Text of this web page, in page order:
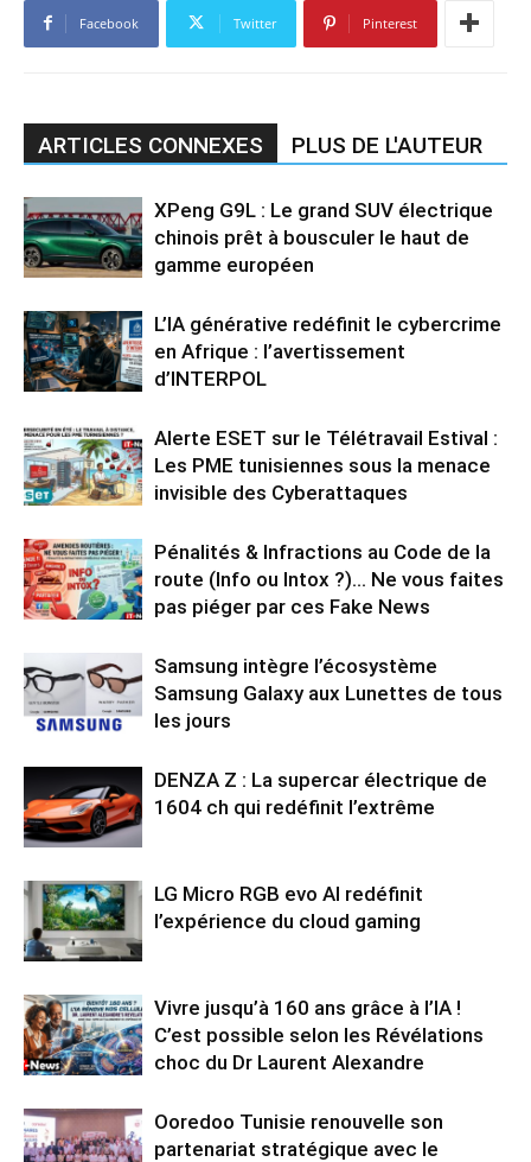
Facebook Twitter Pinterest
ARTICLES CONNEXES PLUS DE L'AUTEUR
XPeng G9L : Le grand SUV électrique
chinois prêt à bousculer le haut de
gamme européen
L’IA générative redéfinit le cybercrime
en Afrique : l’avertissement
d’INTERPOL
Alerte ESET sur le Télétravail Estival :
Les PME tunisiennes sous la menace
invisible des Cyberattaques
Pénalités & Infractions au Code de la
route (Info ou Intox ?)… Ne vous faites
pas piéger par ces Fake News
Samsung intègre l’écosystème
Samsung Galaxy aux Lunettes de tous
les jours
DENZA Z : La supercar électrique de
1604 ch qui redéfinit l’extrême
LG Micro RGB evo AI redéfinit
l’expérience du cloud gaming
Vivre jusqu’à 160 ans grâce à l’IA !
C’est possible selon les Révélations
choc du Dr Laurent Alexandre
Ooredoo Tunisie renouvelle son
partenariat stratégique avec le